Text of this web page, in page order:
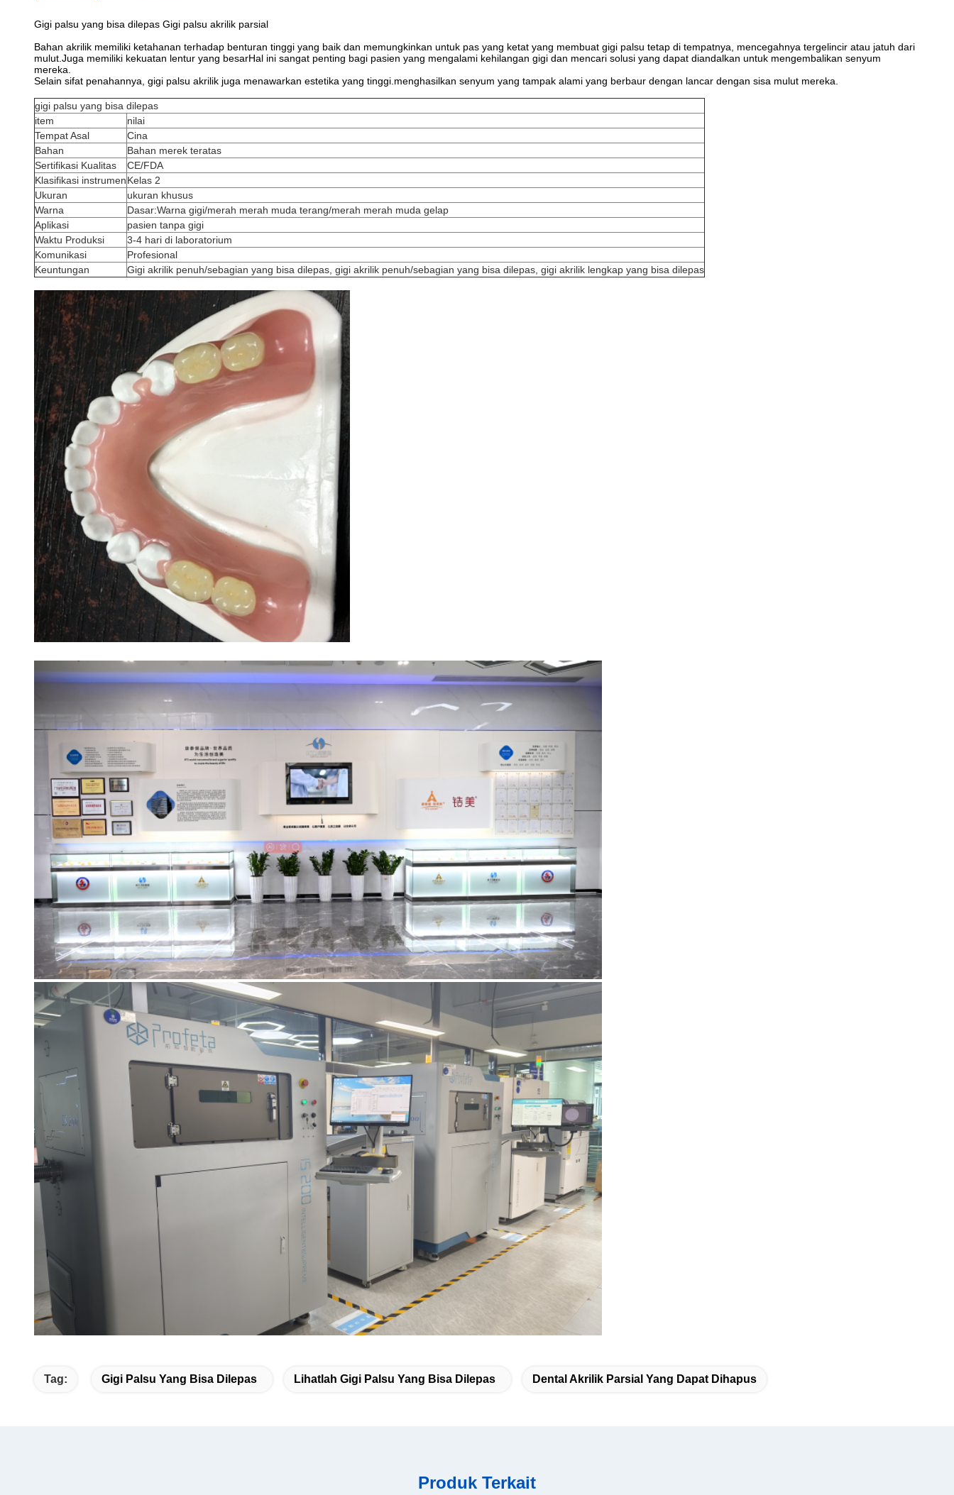
Gigi palsu yang bisa dilepas Gigi palsu akrilik parsial
Bahan akrilik memiliki ketahanan terhadap benturan tinggi yang baik dan memungkinkan untuk pas yang ketat yang membuat gigi palsu tetap di tempatnya, mencegahnya tergelincir atau jatuh dari
mulut.Juga memiliki kekuatan lentur yang besarHal ini sangat penting bagi pasien yang mengalami kehilangan gigi dan mencari solusi yang dapat diandalkan untuk mengembalikan senyum
mereka.
Selain sifat penahannya, gigi palsu akrilik juga menawarkan estetika yang tinggi.menghasilkan senyum yang tampak alami yang berbaur dengan lancar dengan sisa mulut mereka.
gigi palsu yang bisa dilepas
item
nilai
Tempat Asal
Cina
Bahan
Bahan merek teratas
Sertifikasi Kualitas
CE/FDA
Klasifikasi instrumenKelas 2
Ukuran
ukuran khusus
Warna
Dasar:Warna gigi/merah merah muda terang/merah merah muda gelap
Aplikasi
pasien tanpa gigi
Waktu Produksi
3-4 hari di laboratorium
Komunikasi
Profesional
Keuntungan
Gigi akrilik penuh/sebagian yang bisa dilepas, gigi akrilik penuh/sebagian yang bisa dilepas, gigi akrilik lengkap yang bisa dilepas
Tag: Gigi Palsu Yang Bisa Dilepas Lihatlah Gigi Palsu Yang Bisa Dilepas Dental Akrilik Parsial Yang Dapat Dihapus
Produk Terkait